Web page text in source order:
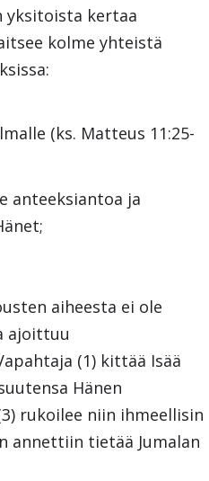
yksitoista kertaa
kolme yhteistä
(ks. Matteus 11:25-
anteeksiantoa ja
aiheesta ei ole
ajoittuu
(1) kittää Isää
Hänen
rukoilee niin ihmeellisin
tietää Jumalan